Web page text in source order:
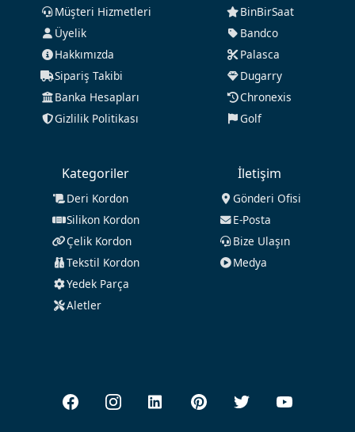
Müşteri Hizmetleri
Üyelik
Hakkımızda
Sipariş Takibi
Banka Hesapları
Gizlilik Politikası
BinBirSaat
Bandco
Palasca
Dugarry
Chronexis
Golf
Kategoriler
Deri Kordon
Silikon Kordon
Çelik Kordon
Tekstil Kordon
Yedek Parça
Aletler
İletişim
Gönderi Ofisi
E-Posta
Bize Ulaşın
Medya